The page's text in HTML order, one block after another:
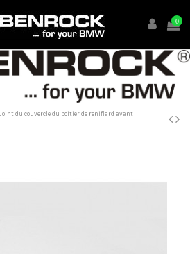
0
Joint du couvercle du boitier de reniflard avant